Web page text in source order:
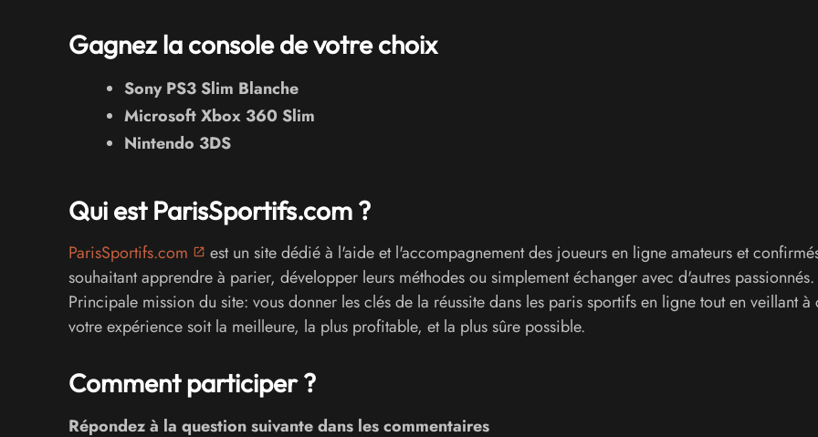
Gagnez la console de votre choix
Sony PS3 Slim Blanche
Microsoft Xbox 360 Slim
Nintendo 3DS
Qui est ParisSportifs.com ?
ParisSportifs.com
est un site dédié à l'aide et l'accompagnement des joueurs en ligne amateurs et
souhaitant apprendre à parier, développer leurs méthodes ou simplement échanger avec d'autres passionnés.
Principale mission du site: vous donner les clés de la réussite dans les paris sportifs en ligne tout en veillant à
votre expérience soit la meilleure, la plus profitable, et la plus sûre possible.
Comment participer ?
Répondez à la question suivante dans les commentaires